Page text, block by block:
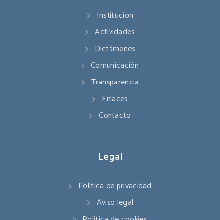
Institución
Actividades
Dictámenes
Comunicación
Transparencia
Enlaces
Contacto
Legal
Política de privacidad
Aviso legal